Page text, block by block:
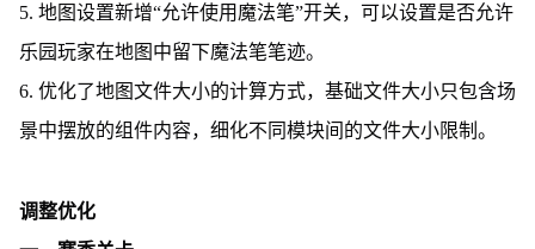
5. 地图设置新增“允许使用魔法笔”开关，可以设置是否允许
乐园玩家在地图中留下魔法笔笔迹。
6. 优化了地图文件大小的计算方式，基础文件大小只包含场
景中摆放的组件内容，细化不同模块间的文件大小限制。
调整优化